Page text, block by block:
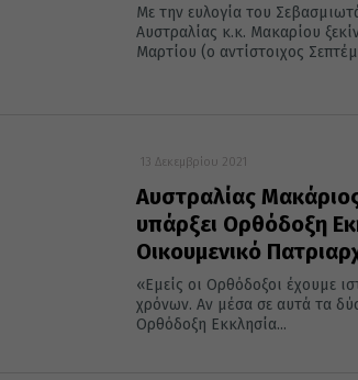
Με την ευλογία του
Αυστραλίας κ.κ. Μακαρίου
Μαρτίου (ο αντίστοιχος
13 Δεκεμβρίου 2021
Αυστραλίας
υπάρξει Ορθόδοξη
Οικουμενικό
«Εμείς οι Ορθόδοξοι έχουμε
χρόνων. Αν μέσα σε αυτά τα
Ορθόδοξη Εκκλησία...